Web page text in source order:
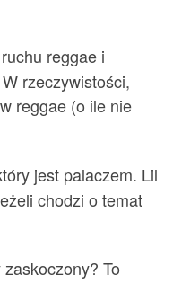
reggae i
rzeczywistości,
reggae (o ile nie
jest palaczem. Lil
chodzi o temat
To